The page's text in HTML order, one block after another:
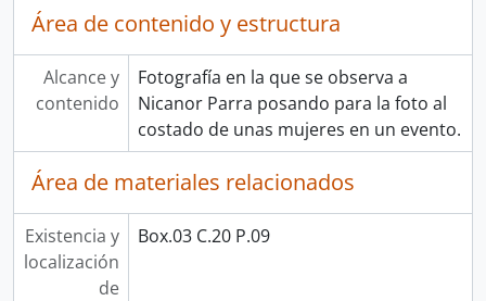
Área de contenido y estructura
Alcance y
contenido
Fotografía en la que se observa a
Nicanor Parra posando para la foto al
costado de unas mujeres en un evento.
Área de materiales relacionados
Existencia y
localización
de
Box.03 C.20 P.09